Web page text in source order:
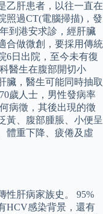
乙肝患者，以往一直在
照過CT(電腦掃描)，發
到港安求診，經肝臟
合做微創，要採用傳統
6日出院，至今未有復
醫生在腹部開切小
臟，醫生可能同時抽取
歲人士，男性發病率
病徵，其後出現的徵
黃、腹部腫脹、小便呈
體重下降、疲倦及虛
性肝病家族史。 95%
HCV感染背景，還有